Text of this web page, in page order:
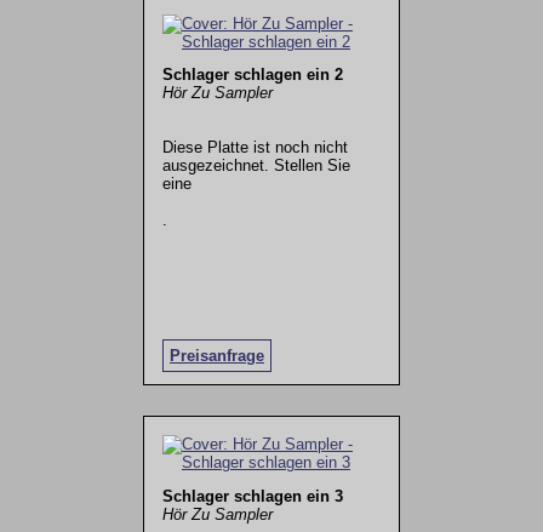
Schlager schlagen ein 2
Hör Zu Sampler
Diese Platte ist noch nicht
ausgezeichnet. Stellen Sie
eine
Preisanfrage
.
Schlager schlagen ein 3
Hör Zu Sampler